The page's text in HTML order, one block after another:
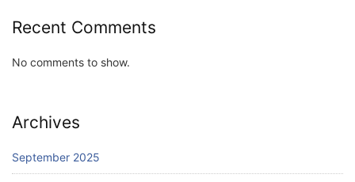
Recent Comments
No comments to show.
Archives
September 2025